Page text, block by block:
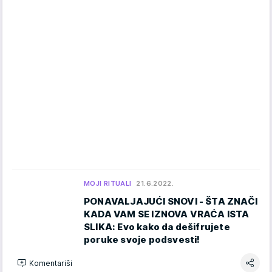
MOJI RITUALI 21.6.2022.
PONAVALJAJUĆI SNOVI - ŠTA ZNAČI
KADA VAM SE IZNOVA VRAĆA ISTA
SLIKA: Evo kako da dešifrujete
poruke svoje podsvesti!
Komentariši